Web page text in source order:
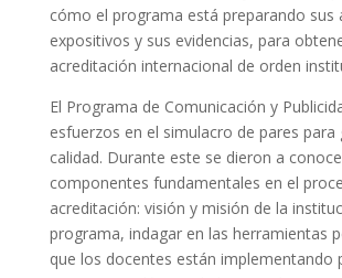
cómo el programa está preparando sus
expositivos y sus evidencias, para
acreditación internacional de orden
El Programa de Comunicación y
esfuerzos en el simulacro de pares para
calidad. Durante este se dieron a
componentes fundamentales en el
acreditación: visión y misión de la
programa, indagar en las herramientas
que los docentes están implementando